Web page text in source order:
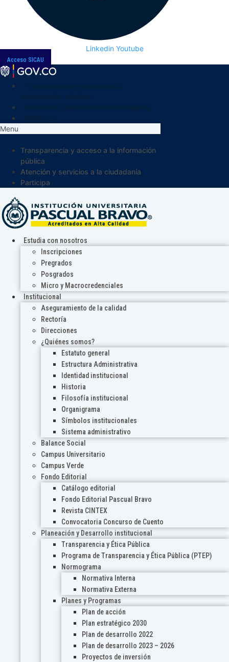
Linkedin Youtube
Acceso SICAU
Menu
Transparencia y acceso a la información
pública
Atención y servicios a la ciudadanía
Participa
Estudia con nosotros
Inscripciones
Pregrados
Posgrados
Micro y Macrocredenciales
Institucional
Aseguramiento de la calidad
Rectoría
Direcciones
¿Quiénes somos?
Estatuto general
Estructura Administrativa
Identidad institucional
Historia
Filosofía institucional
Organigrama
Símbolos institucionales
Sistema administrativo
Balance Social
Campus Universitario
Campus Verde
Fondo Editorial
Catálogo editorial
Fondo Editorial Pascual Bravo
Revista CINTEX
Convocatoria Concurso de Cuento
Planeación y Desarrollo institucional
Transparencia y Ética Pública
Programa de Transparencia y Ética Pública (PTEP)
Normograma
Normativa Interna
Normativa Externa
Planes y Programas
Plan de acción
Plan estratégico 2030
Plan de desarrollo 2022
Plan de desarrollo 2023 – 2026
Proyectos de inversión